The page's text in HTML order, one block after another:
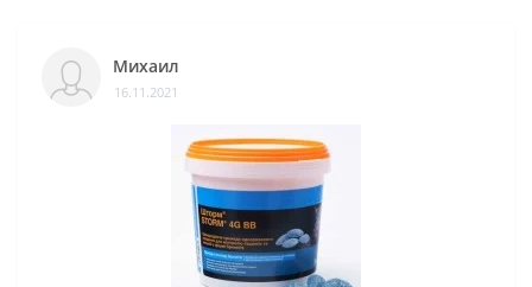
Михаил
16.11.2021